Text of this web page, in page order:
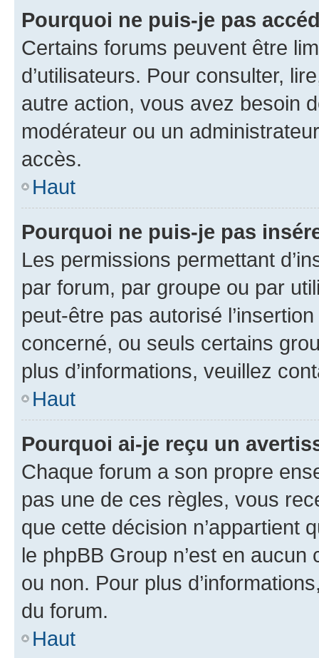
Pourquoi ne puis-je pas
Certains forums peuvent être
d’utilisateurs. Pour consulter,
autre action, vous avez besoin
modérateur ou un
accès.
Haut
Pourquoi ne puis-je pas
Les permissions permettant
par forum, par groupe ou par
peut-être pas autorisé
concerné, ou seuls certains
plus d’informations, veuillez
Haut
Pourquoi ai-je reçu un
Chaque forum a son propre
pas une de ces règles, vous
que cette décision n’appartient
le phpBB Group n’est en
ou non. Pour plus
du forum.
Haut